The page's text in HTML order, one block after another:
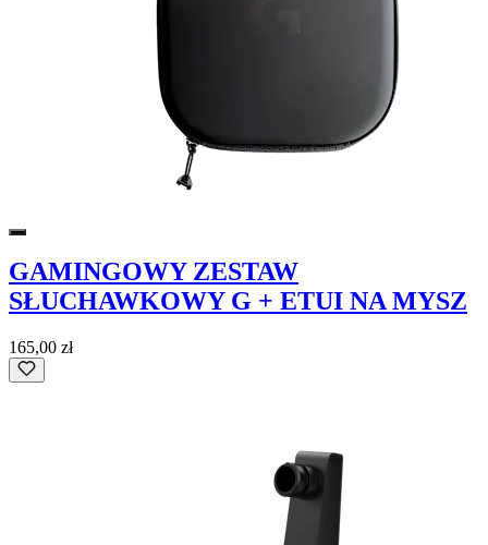
GAMINGOWY ZESTAW
SŁUCHAWKOWY G + ETUI NA MYSZ
165,00 zł